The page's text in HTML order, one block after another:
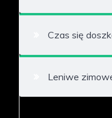
Czas się
Leniwe